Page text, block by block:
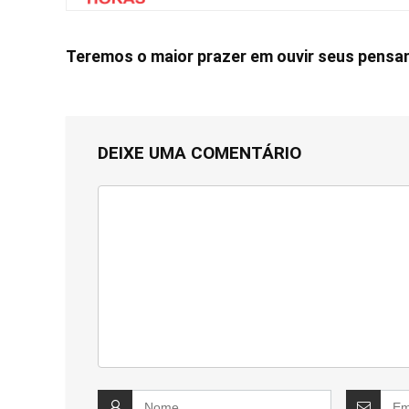
Teremos o maior prazer em ouvir seus
DEIXE UMA COMENTÁRIO